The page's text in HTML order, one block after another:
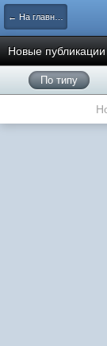
← На главную
Новые публикации
По типу